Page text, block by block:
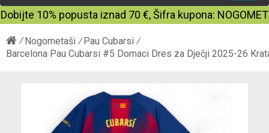
Dobijte 10% popusta iznad 70 €, Šifra kupona: NOGOMET
Nogometaši
Pau Cubarsi
Barcelona Pau Cubarsi #5 Domaci Dres za Dječji 2025-26